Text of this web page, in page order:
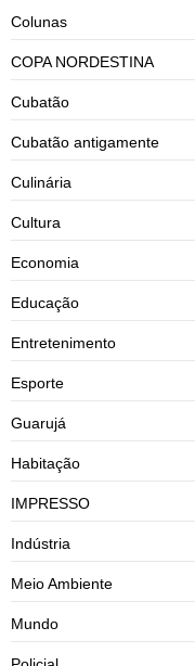
Colunas
COPA NORDESTINA
Cubatão
Cubatão antigamente
Culinária
Cultura
Economia
Educação
Entretenimento
Esporte
Guarujá
Habitação
IMPRESSO
Indústria
Meio Ambiente
Mundo